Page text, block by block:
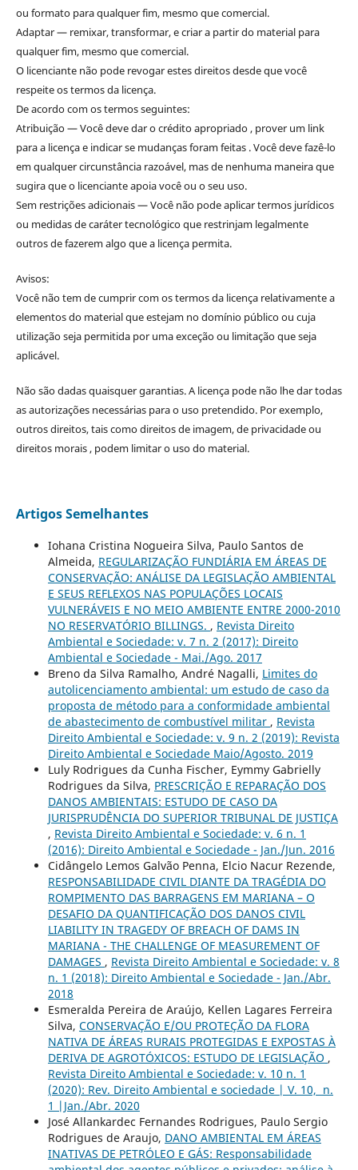
ou formato para qualquer fim, mesmo que comercial.
Adaptar — remixar, transformar, e criar a partir do material para
qualquer fim, mesmo que comercial.
O licenciante não pode revogar estes direitos desde que você
respeite os termos da licença.
De acordo com os termos seguintes:
Atribuição — Você deve dar o crédito apropriado , prover um link
para a licença e indicar se mudanças foram feitas . Você deve fazê-lo
em qualquer circunstância razoável, mas de nenhuma maneira que
sugira que o licenciante apoia você ou o seu uso.
Sem restrições adicionais — Você não pode aplicar termos jurídicos
ou medidas de caráter tecnológico que restrinjam legalmente
outros de fazerem algo que a licença permita.
Avisos:
Você não tem de cumprir com os termos da licença relativamente a
elementos do material que estejam no domínio público ou cuja
utilização seja permitida por uma exceção ou limitação que seja
aplicável.
Não são dadas quaisquer garantias. A licença pode não lhe dar todas
as autorizações necessárias para o uso pretendido. Por exemplo,
outros direitos, tais como direitos de imagem, de privacidade ou
direitos morais , podem limitar o uso do material.
Artigos Semelhantes
Iohana Cristina Nogueira Silva, Paulo Santos de
Almeida, REGULARIZAÇÃO FUNDIÁRIA EM ÁREAS DE
CONSERVAÇÃO: ANÁLISE DA LEGISLAÇÃO AMBIENTAL
E SEUS REFLEXOS NAS POPULAÇÕES LOCAIS
VULNERÁVEIS E NO MEIO AMBIENTE ENTRE 2000-2010
NO RESERVATÓRIO BILLINGS. , Revista Direito
Ambiental e Sociedade: v. 7 n. 2 (2017): Direito
Ambiental e Sociedade - Mai./Ago. 2017
Breno da Silva Ramalho, André Nagalli, Limites do
autolicenciamento ambiental: um estudo de caso da
proposta de método para a conformidade ambiental
de abastecimento de combustível militar , Revista
Direito Ambiental e Sociedade: v. 9 n. 2 (2019): Revista
Direito Ambiental e Sociedade Maio/Agosto. 2019
Luly Rodrigues da Cunha Fischer, Eymmy Gabrielly
Rodrigues da Silva, PRESCRIÇÃO E REPARAÇÃO DOS
DANOS AMBIENTAIS: ESTUDO DE CASO DA
JURISPRUDÊNCIA DO SUPERIOR TRIBUNAL DE JUSTIÇA
, Revista Direito Ambiental e Sociedade: v. 6 n. 1
(2016): Direito Ambiental e Sociedade - Jan./Jun. 2016
Cidângelo Lemos Galvão Penna, Elcio Nacur Rezende,
RESPONSABILIDADE CIVIL DIANTE DA TRAGÉDIA DO
ROMPIMENTO DAS BARRAGENS EM MARIANA – O
DESAFIO DA QUANTIFICAÇÃO DOS DANOS CIVIL
LIABILITY IN TRAGEDY OF BREACH OF DAMS IN
MARIANA - THE CHALLENGE OF MEASUREMENT OF
DAMAGES , Revista Direito Ambiental e Sociedade: v. 8
n. 1 (2018): Direito Ambiental e Sociedade - Jan./Abr.
2018
Esmeralda Pereira de Araújo, Kellen Lagares Ferreira
Silva, CONSERVAÇÃO E/OU PROTEÇÃO DA FLORA
NATIVA DE ÁREAS RURAIS PROTEGIDAS E EXPOSTAS À
DERIVA DE AGROTÓXICOS: ESTUDO DE LEGISLAÇÃO ,
Revista Direito Ambiental e Sociedade: v. 10 n. 1
(2020): Rev. Direito Ambiental e sociedade | V. 10, n.
1 |Jan./Abr. 2020
José Allankardec Fernandes Rodrigues, Paulo Sergio
Rodrigues de Araujo, DANO AMBIENTAL EM ÁREAS
INATIVAS DE PETRÓLEO E GÁS: Responsabilidade